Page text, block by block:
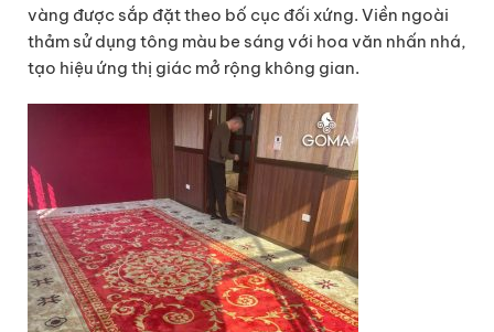
vàng được sắp đặt theo bố cục đối xứng. Viền ngoài
thảm sử dụng tông màu be sáng với hoa văn nhấn nhá,
tạo hiệu ứng thị giác mở rộng không gian.